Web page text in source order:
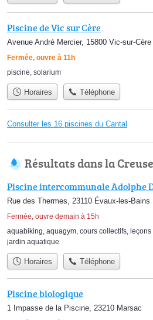
Piscine de Vic sur Cère
Avenue André Mercier, 15800 Vic-sur-Cère
Fermée, ouvre à 11h
piscine solarium
Horaires Téléphone
Consulter les 16 piscines du Cantal
Résultats dans la Creuse
Piscine intercommunale Adolphe
Rue des Thermes, 23110 Évaux-les-Bains
Fermée, ouvre demain à 15h
aquabiking, aquagym, cours collectifs, leçons
jardin aquatique
Horaires Téléphone
Piscine biologique
1 Impasse de la Piscine, 23210 Marsac